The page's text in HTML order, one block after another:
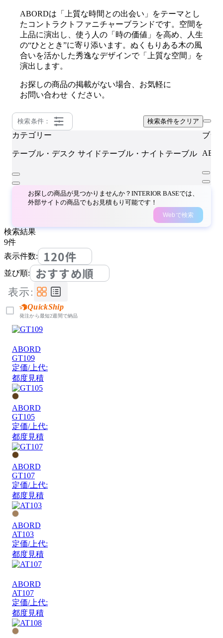
ABORDは「上質な時間との出会い」をテーマとし
たコントラクトファニチャーブランドです。空間を
上品に演出し、使う人の「時の価値」を高め、人生
の“ひととき”に寄り添います。ぬくもりある木の風
合いを活かした秀逸なデザインで「上質な空間」を
演出します。
お探しの商品の掲載がない場合、お気軽に
お問い合わせ ください。
検索条件： 検索条件をクリア
カテゴリー
テーブル・デスク サイドテーブル・ナイトテーブル
ブラ
お探しの商品が見つかりませんか？INTERIOR BASEでは、
外部サイトの商品でもお見積もり可能です！
Webで検索
検索結果
9件
表示件数:
120件
並び順: おすすめ順
表示:
QuickShip
発注から最短2週間で納品
ABORD
GT109
定価/上代:
都度見積
ABORD
GT105
定価/上代:
都度見積
ABORD
GT107
定価/上代:
都度見積
ABORD
AT103
定価/上代:
都度見積
ABORD
AT107
定価/上代:
都度見積